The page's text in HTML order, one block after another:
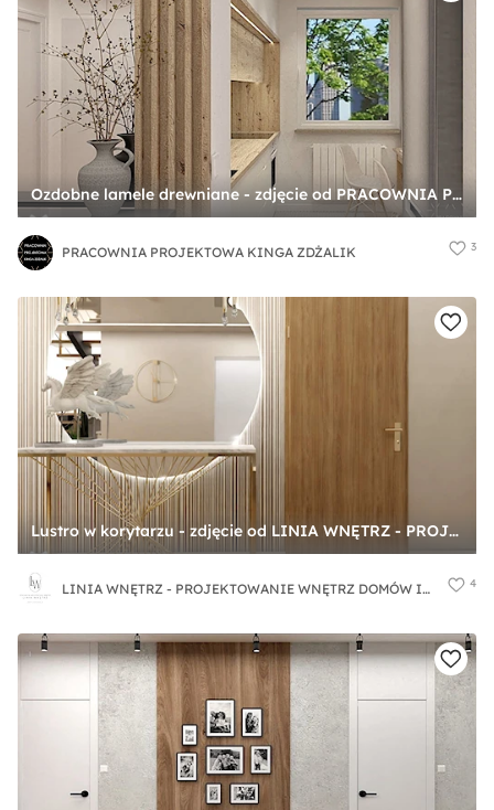
Ozdobne lamele drewniane - zdjęcie od PRACOWNIA PROJEKTOWA KINGA ZDŻALIK
PRACOWNIA PROJEKTOWA KINGA ZDŻALIK 3
Lustro w korytarzu - zdjęcie od LINIA WNĘTRZ - PROJEKTOWANIE WNĘTRZ DOMÓW I MIESZKAŃ
LINIA WNĘTRZ - PROJEKTOWANIE WNĘTRZ DOMÓW I MIESZKAŃ 4